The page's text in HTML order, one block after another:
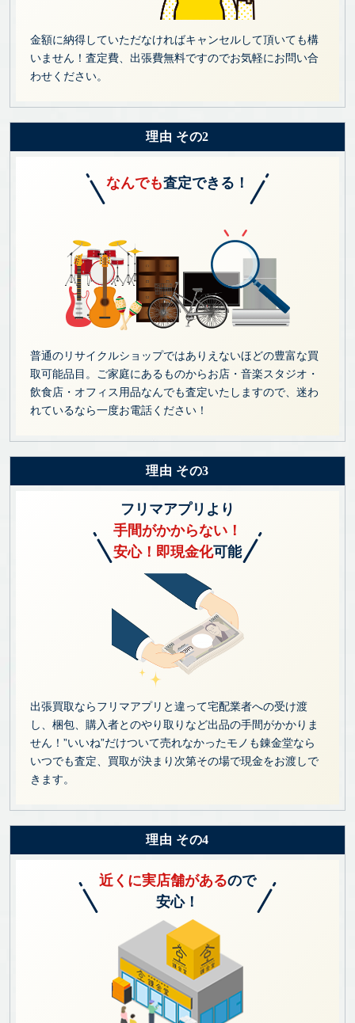
金額に納得していただなければキャンセルして頂いても構
いません！査定費、出張費無料ですのでお気軽にお問い合
わせください。
理由 その2
なんでも査定できる！
普通のリサイクルショップではありえないほどの豊富な買
取可能品目。ご家庭にあるものからお店・音楽スタジオ・
飲食店・オフィス用品なんでも査定いたしますので、迷わ
れているなら一度お電話ください！
理由 その3
フリマアプリより
手間がかからない！
安心！即現金化可能
出張買取ならフリマアプリと違って宅配業者への受け渡
し、梱包、購入者とのやり取りなど出品の手間がかかりま
せん！”いいね”だけついて売れなかったモノも錬金堂なら
いつでも査定、買取が決まり次第その場で現金をお渡しで
きます。
理由 その4
近くに実店舗があるので
安心！